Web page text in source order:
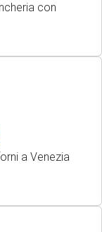
con
a Venezia